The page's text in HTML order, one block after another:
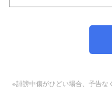
※誹謗中傷がひどい場合、予告な